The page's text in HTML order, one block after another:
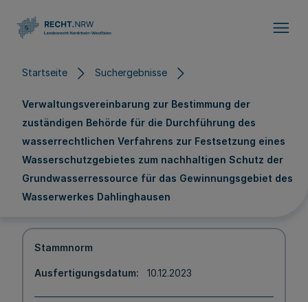
Startseite Suchergebnisse
Verwaltungsvereinbarung zur Bestimmung der
zuständigen Behörde für die Durchführung des
wasserrechtlichen Verfahrens zur Festsetzung eines
Wasserschutzgebietes zum nachhaltigen Schutz der
Grundwasserressource für das Gewinnungsgebiet des
Wasserwerkes Dahlinghausen
Stammnorm
Ausfertigungsdatum 10.12.2023